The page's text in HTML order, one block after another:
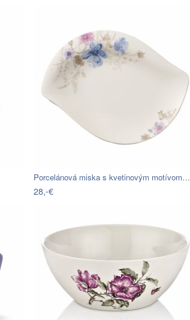
Porcelánová miska s kvetinovým motívom…
28,-€